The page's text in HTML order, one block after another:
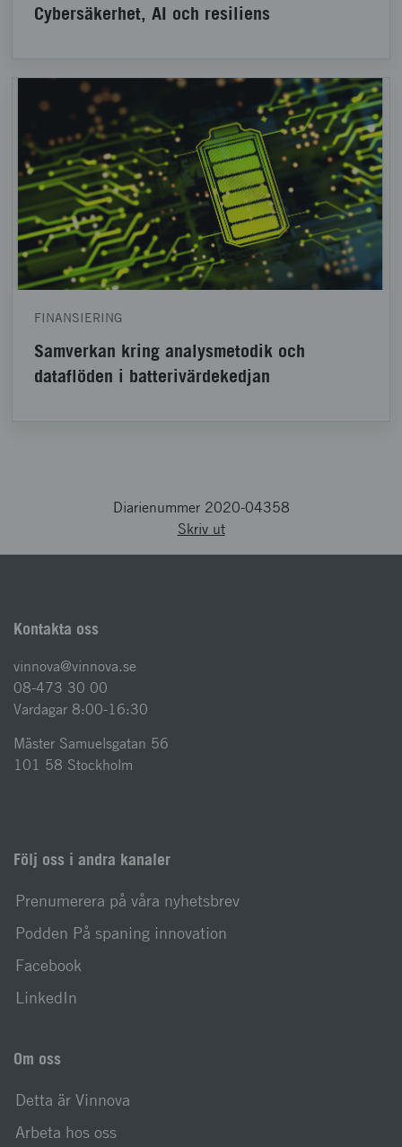
Cybersäkerhet, AI och resiliens
FINANSIERING
Samverkan kring analysmetodik och
dataflöden i batterivärdekedjan
Diarienummer 2020-04358
Skriv ut
Kontakta oss
vinnova@vinnova.se
08-473 30 00
Vardagar 8:00-16:30
Mäster Samuelsgatan 56
101 58 Stockholm
Följ oss i andra kanaler
Prenumerera på våra nyhetsbrev
Podden På spaning innovation
Facebook
LinkedIn
Om oss
Detta är Vinnova
Arbeta hos oss